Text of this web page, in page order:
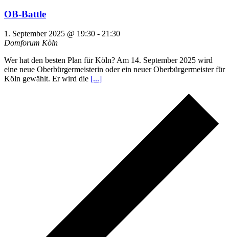
OB-Battle
1. September 2025 @ 19:30 - 21:30
Domforum Köln
Wer hat den besten Plan für Köln? Am 14. September 2025 wird
eine neue Oberbürgermeisterin oder ein neuer Oberbürgermeister für
Köln gewählt. Er wird die [...]